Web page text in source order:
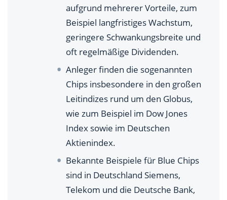
aufgrund mehrerer Vorteile, zum
Beispiel langfristiges Wachstum,
geringere Schwankungsbreite und
oft regelmäßige Dividenden.
Anleger finden die sogenannten
Chips insbesondere in den großen
Leitindizes rund um den Globus,
wie zum Beispiel im Dow Jones
Index sowie im Deutschen
Aktienindex.
Bekannte Beispiele für Blue Chips
sind in Deutschland Siemens,
Telekom und die Deutsche Bank,